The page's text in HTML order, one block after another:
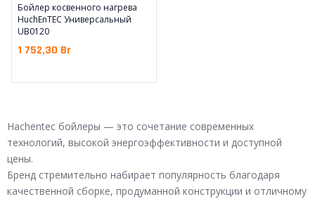
Бойлер косвенного нагрева
HuchEnTEC Универсальный
UB0120
1 752,30 Br
Hachentec бойлеры — это сочетание современных
технологий, высокой энергоэффективности и доступной
цены.
Бренд стремительно набирает популярность благодаря
качественной сборке, продуманной конструкции и отличному